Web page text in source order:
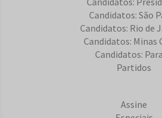
Candidatos: São
Candidatos: Rio de
Candidatos: Minas
Candidatos:
Partidos
Assine